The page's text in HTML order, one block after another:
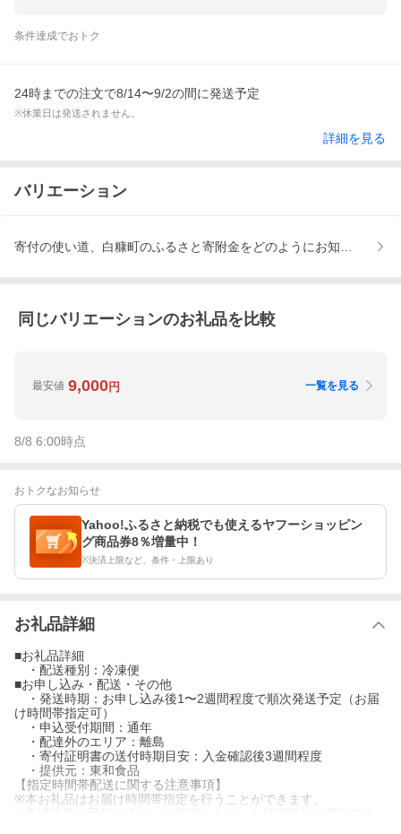
条件達成でおトク
24時までの注文で8/14〜9/2の間に発送予定
※休業日は発送されません。
詳細を見る
バリエーション
寄付の使い道、白糠町のふるさと寄附金をどのようにお知りにな
同じバリエーションのお礼品を比較
最安値 9,000円 一覧を見る
8/8 6:00時点
おトクなお知らせ
Yahoo!ふるさと納税でも使えるヤフーショッピン
グ商品券8％増量中！
※決済上限など、条件・上限あり
お礼品詳細
■お礼品詳細
・配送種別：冷凍便
■お申し込み・配送・その他
・発送時期：お申し込み後1〜2週間程度で順次発送予定（お届
け時間帯指定可）
・申込受付期間：通年
・配達外のエリア：離島
・寄付証明書の送付時期目安：入金確認後3週間程度
・提供元：東和食品
【指定時間帯配送に関する注意事項】
※本お礼品はお届け時間帯指定を行うことができます。